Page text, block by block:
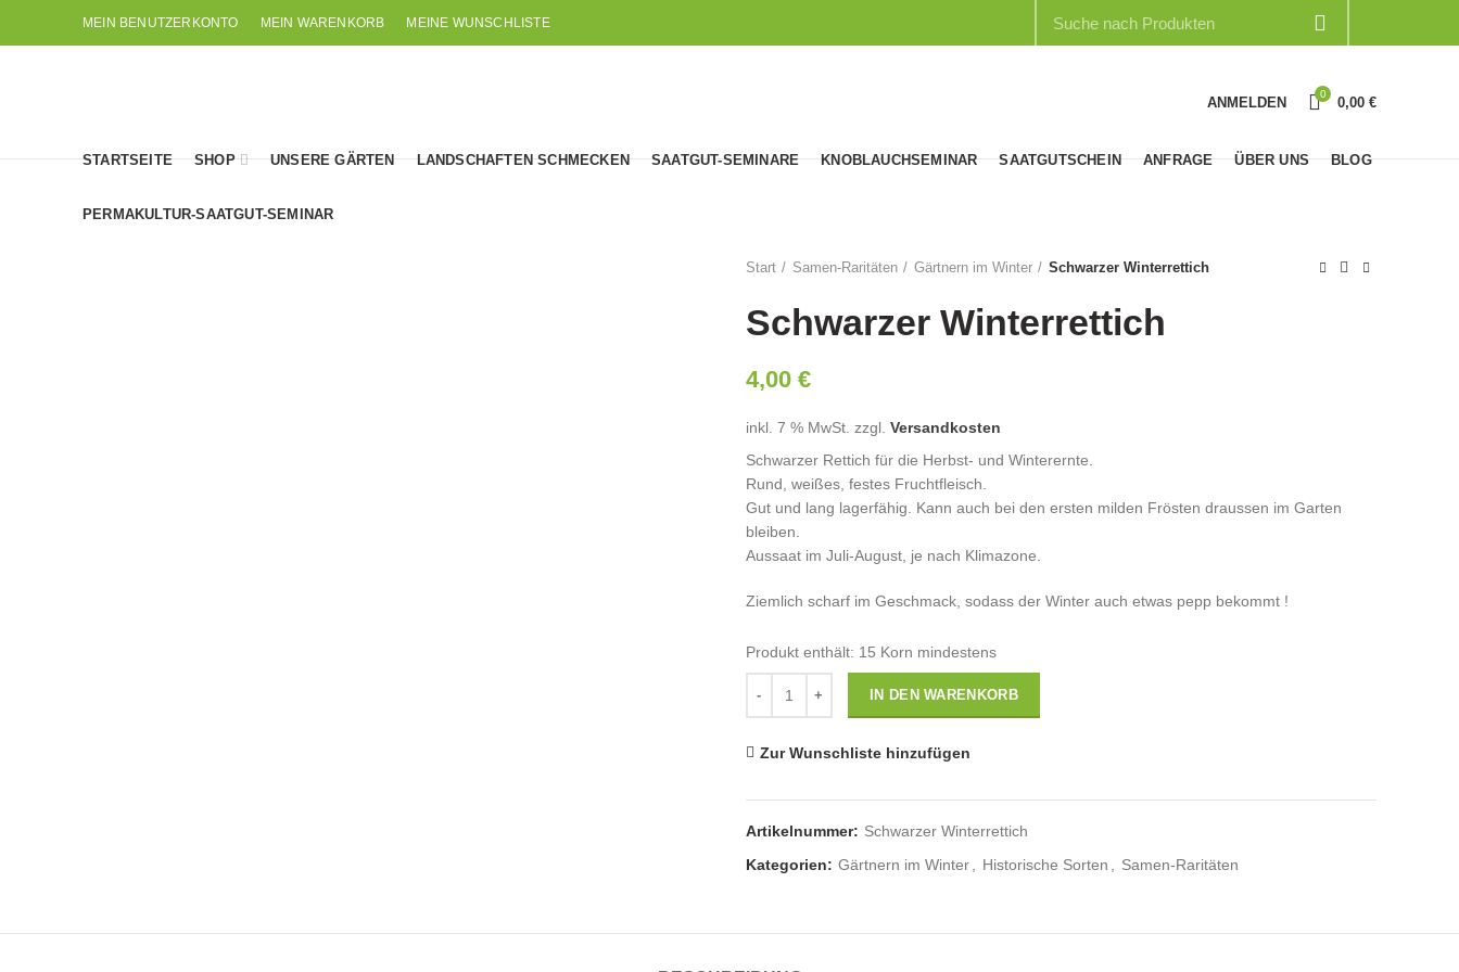
MEIN BENUTZERKONTO MEIN WARENKORB MEINE WUNSCHLISTE
ANMELDEN 0 0,00 €
STARTSEITE SHOP UNSERE GÄRTEN LANDSCHAFTEN SCHMECKEN SAATGUT-SEMINARE KNOBLAUCHSEMINAR SAATGUTSCHEIN ANFRAGE ÜBER UNS BLOG
PERMAKULTUR-SAATGUT-SEMINAR
Start Samen-Raritäten Gärtnern im Winter Schwarzer Winterrettich
Schwarzer Winterrettich
4,00 €
inkl. 7 % MwSt. zzgl. Versandkosten
Schwarzer Rettich für die Herbst- und Winterernte.
Rund, weißes, festes Fruchtfleisch.
Gut und lang lagerfähig. Kann auch bei den ersten milden Frösten draussen im Garten
bleiben.
Aussaat im Juli-August, je nach Klimazone.
Ziemlich scharf im Geschmack, sodass der Winter auch etwas pepp bekommt !
Produkt enthält: 15 Korn mindestens
IN DEN WARENKORB
Zur Wunschliste hinzufügen
Artikelnummer: Schwarzer Winterrettich
Kategorien: Gärtnern im Winter Historische Sorten Samen-Raritäten